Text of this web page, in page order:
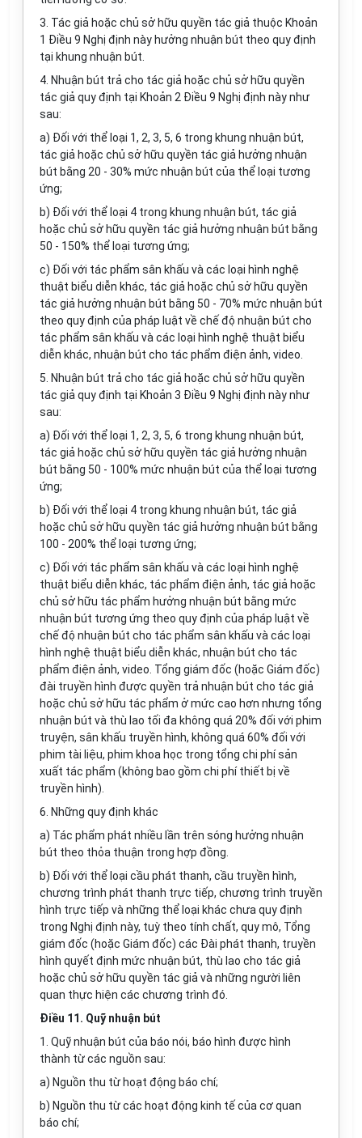
3. Tác giả hoặc chủ sở hữu quyền tác giả thuộc Khoản
1 Điều 9 Nghị định này hưởng nhuận bút theo quy định
tại khung nhuận bút.
4. Nhuận bút trả cho tác giả hoặc chủ sở hữu quyền
tác giả quy định tại Khoản 2 Điều 9 Nghị định này như
sau:
a) Đối với thể loại 1, 2, 3, 5, 6 trong khung nhuận bút,
tác giả hoặc chủ sở hữu quyền tác giả hưởng nhuận
bút bằng 20 - 30% mức nhuận bút của thể loại tương
ứng;
b) Đối với thể loại 4 trong khung nhuận bút, tác giả
hoặc chủ sở hữu quyền tác giả hưởng nhuận bút bằng
50 - 150% thể loại tương ứng;
c) Đối với tác phẩm sân khấu và các loại hình nghệ
thuật biểu diễn khác, tác giả hoặc chủ sở hữu quyền
tác giả hưởng nhuận bút bằng 50 - 70% mức nhuận bút
theo quy định của pháp luật về chế độ nhuận bút cho
tác phẩm sân khấu và các loại hình nghệ thuật biểu
diễn khác, nhuận bút cho tác phẩm điện ảnh, video.
5. Nhuận bút trả cho tác giả hoặc chủ sở hữu quyền
tác giả quy định tại Khoản 3 Điều 9 Nghị định này như
sau:
a) Đối với thể loại 1, 2, 3, 5, 6 trong khung nhuận bút,
tác giả hoặc chủ sở hữu quyền tác giả hưởng nhuận
bút bằng 50 - 100% mức nhuận bút của thể loại tương
ứng;
b) Đối với thể loại 4 trong khung nhuận bút, tác giả
hoặc chủ sở hữu quyền tác giả hưởng nhuận bút bằng
100 - 200% thể loại tương ứng;
c) Đối với tác phẩm sân khấu và các loại hình nghệ
thuật biểu diễn khác, tác phẩm điện ảnh, tác giả hoặc
chủ sở hữu tác phẩm hưởng nhuận bút bằng mức
nhuận bút tương ứng theo quy định của pháp luật về
chế độ nhuận bút cho tác phẩm sân khấu và các loại
hình nghệ thuật biểu diễn khác, nhuận bút cho tác
phẩm điện ảnh, video. Tổng giám đốc (hoặc Giám đốc)
đài truyền hình được quyền trả nhuận bút cho tác giả
hoặc chủ sở hữu tác phẩm ở mức cao hơn nhưng tổng
nhuận bút và thù lao tối đa không quá 20% đối với phim
truyện, sân khấu truyền hình, không quá 60% đối với
phim tài liệu, phim khoa học trong tổng chi phí sản
xuất tác phẩm (không bao gồm chi phí thiết bị về
truyền hình).
6. Những quy định khác
a) Tác phẩm phát nhiều lần trên sóng hưởng nhuận
bút theo thỏa thuận trong hợp đồng.
b) Đối với thể loại cầu phát thanh, cầu truyền hình,
chương trình phát thanh trực tiếp, chương trình truyền
hình trực tiếp và những thể loại khác chưa quy định
trong Nghị định này, tuỳ theo tính chất, quy mô, Tổng
giám đốc (hoặc Giám đốc) các Đài phát thanh, truyền
hình quyết định mức nhuận bút, thù lao cho tác giả
hoặc chủ sở hữu quyền tác giả và những người liên
quan thực hiện các chương trình đó.
Điều 11. Quỹ nhuận bút
1. Quỹ nhuận bút của báo nói, báo hình được hình
thành từ các nguồn sau:
a) Nguồn thu từ hoạt động báo chí;
b) Nguồn thu từ các hoạt động kinh tế của cơ quan
báo chí;